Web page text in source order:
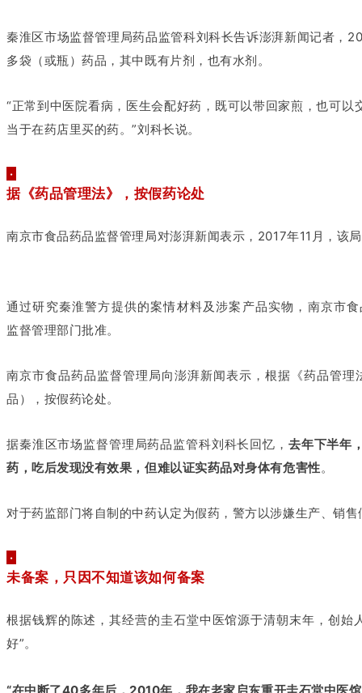
秦淮区市场监督管理局药品监管科刘科长告诉澎湃新闻记者，
多袋（或瓶）药品，其中既有片剂，也有水剂。
“正常到中医院看病，医生会配好药，既可以带回家煎，也可
当于在药店里买的药。”刘科长说。
·
据《药品管理法》，按假药论处
南京市食品药品监督管理局对澎湃新闻表示，2017年11月，该
通过研究秦淮警方提供的案情材料及涉案产品实物，南京市
监督管理部门批准。
南京市食品药品监督管理局向澎湃新闻表示，根据《药品管
品），按假药论处。
据秦淮区市场监督管理局药品监管科刘科长回忆， 去年下半年
药，吃后发现没有效果，但难以证实药品对身体有危害性。
对于药监部门将自制的中药认定为假药，警方以涉嫌生产、销
·
未备案，只因不知道该如何备案
根据钱辉的陈述，其经营的圭石堂中医馆源于清朝末年，创
好”。